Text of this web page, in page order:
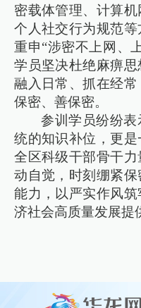
密载体管理、计算机
个人社交行为规范等
重申“涉密不上网、
学员坚决杜绝麻痹
融入日常、抓在经
保密、善保密。
参训学员纷纷
统的知识补位，更
全区科级干部骨干
动自觉，时刻绷紧
能力，以严实作风
济社会高质量发展提